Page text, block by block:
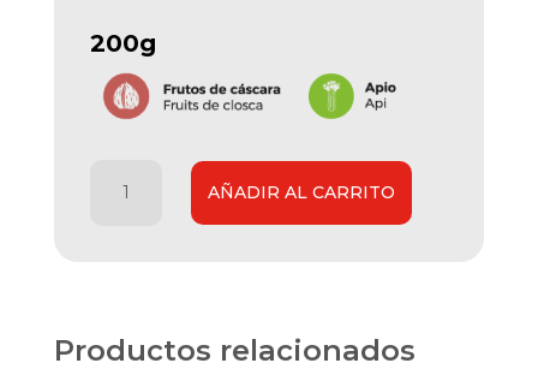
200g
AÑADIR AL CARRITO
Productos relacionados